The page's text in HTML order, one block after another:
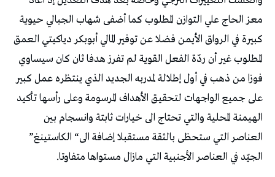
‬العناصر‭ ‬التي‭ ‬ستحظى‭ ‬بالثقة‭ ‬مستقبلا‭ ‬إضافة‭ ‬الى‭ “‬الكاستينغ‭”
‬الجيّد‭ ‬في‭ ‬العناصر‭ ‬الأجنبية‭ ‬التي‭ ‬مازال‭ ‬مستواها‭ ‬متفاوتا‭. ‬